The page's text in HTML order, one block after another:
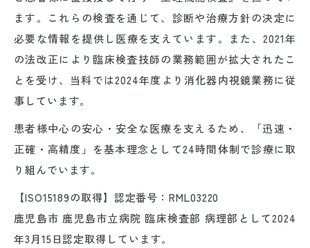
ます。これらの検査を通じて、診断や治療方針の決定に
必要な情報を提供し医療を支えています。また、2021年
の法改正により臨床検査技師の業務範囲が拡大されたこ
とを受け、当科では2024年度より消化器内視鏡業務に従
事しています。
患者様中心の安心・安全な医療を支えるため、「迅速・
正確・高精度」を基本理念として24時間体制で診療に取
り組んでいます。
【ISO15189の取得】認定番号：RML03220
鹿児島市 鹿児島市立病院 臨床検査部 病理部として2024
年3月15日認定取得しています。